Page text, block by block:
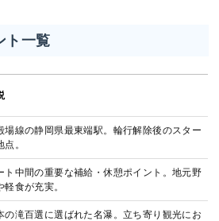
ト一覧
場線の静岡県最東端駅。輪行解除後のスター
点。
ト中間の重要な補給・休憩ポイント。地元野
軽食が充実。
の滝百選に選ばれた名瀑。立ち寄り観光にお